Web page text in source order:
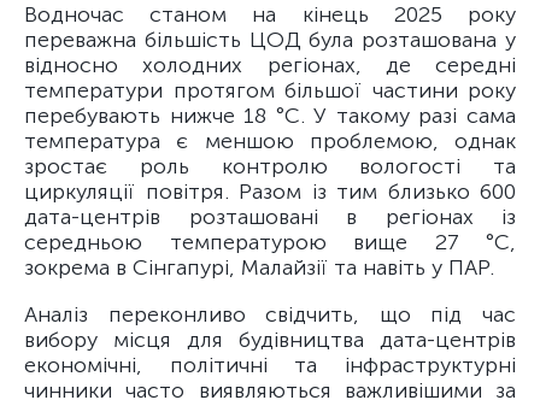
Водночас станом на кінець 2025 року
переважна більшість ЦОД була розташована у
відносно холодних регіонах, де середні
температури протягом більшої частини року
перебувають нижче 18 °C. У такому разі сама
температура є меншою проблемою, однак
зростає роль контролю вологості та
циркуляції повітря. Разом із тим близько 600
дата-центрів розташовані в регіонах із
середньою температурою вище 27 °C,
зокрема в Сінгапурі, Малайзії та навіть у ПАР.
Аналіз переконливо свідчить, що під час
вибору місця для будівництва дата-центрів
економічні, політичні та інфраструктурні
чинники часто виявляються важливішими за